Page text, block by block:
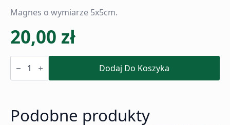
Magnes o wymiarze 5x5cm.
20,00 zł
ilość
Magnes Dodaj Do Koszyka
Podobne produkty